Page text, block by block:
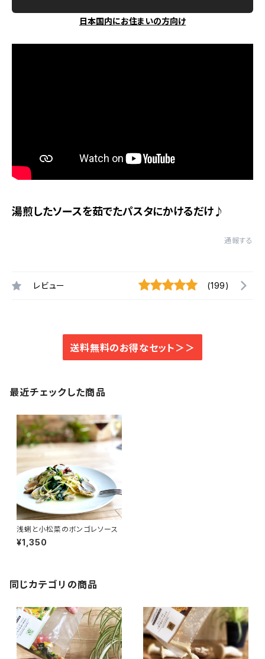
日本国内にお住まいの方向け
湯煎したソースを茹でたパスタにかけるだけ♪
通報する
レビュー (199)
送料無料のお得なセット＞＞
最近チェックした商品
浅蜊と小松菜のボンゴレソース
¥1,350
同じカテゴリの商品